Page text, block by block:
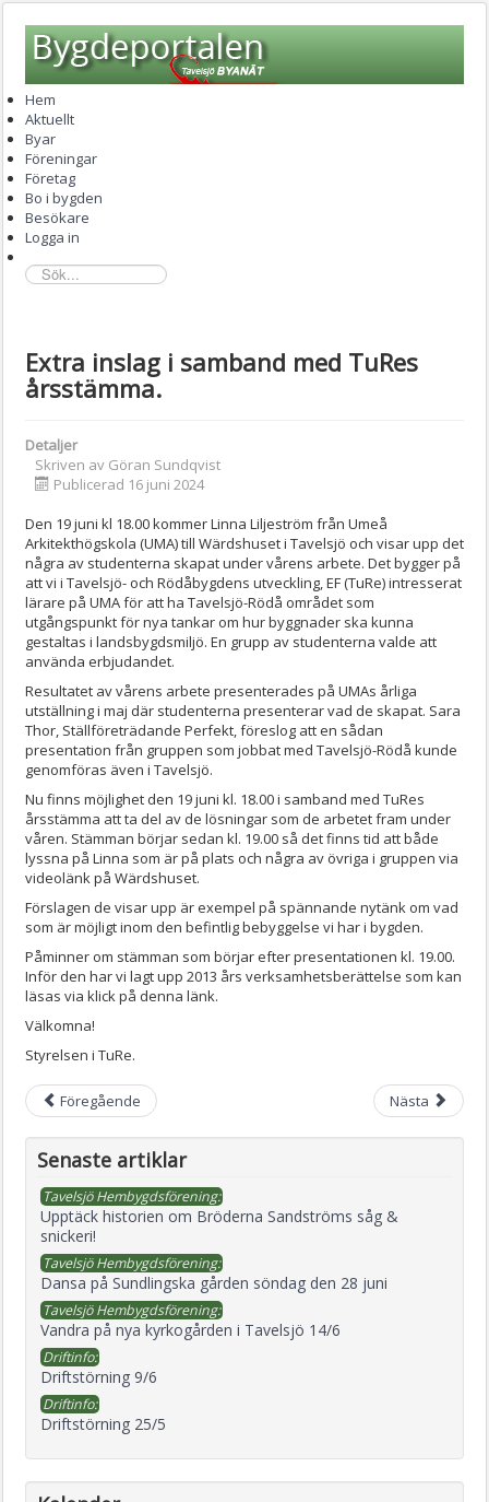
Hem
Aktuellt
Byar
Föreningar
Företag
Bo i bygden
Besökare
Logga in
sök...
Extra inslag i samband med TuRes
årsstämma.
Detaljer
Skriven av Göran Sundqvist
Publicerad 16 juni 2024
Den 19 juni kl 18.00 kommer Linna Liljeström från Umeå
Arkitekthögskola (UMA) till Wärdshuset i Tavelsjö och visar upp det
några av studenterna skapat under vårens arbete. Det bygger på
att vi i Tavelsjö- och Rödåbygdens utveckling, EF (TuRe) intresserat
lärare på UMA för att ha Tavelsjö-Rödå området som
utgångspunkt för nya tankar om hur byggnader ska kunna
gestaltas i landsbygdsmiljö. En grupp av studenterna valde att
använda erbjudandet.
Resultatet av vårens arbete presenterades på UMAs årliga
utställning i maj där studenterna presenterar vad de skapat. Sara
Thor, Ställföreträdande Perfekt, föreslog att en sådan
presentation från gruppen som jobbat med Tavelsjö-Rödå kunde
genomföras även i Tavelsjö.
Nu finns möjlighet den 19 juni kl. 18.00 i samband med TuRes
årsstämma att ta del av de lösningar som de arbetet fram under
våren. Stämman börjar sedan kl. 19.00 så det finns tid att både
lyssna på Linna som är på plats och några av övriga i gruppen via
videolänk på Wärdshuset.
Förslagen de visar upp är exempel på spännande nytänk om vad
som är möjligt inom den befintlig bebyggelse vi har i bygden.
Påminner om stämman som börjar efter presentationen kl. 19.00.
Inför den har vi lagt upp 2013 års verksamhetsberättelse som kan
läsas via klick på denna länk.
Välkomna!
Styrelsen i TuRe.
Föregående Nästa
Senaste artiklar
Tavelsjö Hembygdsförening:
Upptäck historien om Bröderna Sandströms såg &
snickeri!
Tavelsjö Hembygdsförening:
Dansa på Sundlingska gården söndag den 28 juni
Tavelsjö Hembygdsförening:
Vandra på nya kyrkogården i Tavelsjö 14/6
Driftinfo:
Driftstörning 9/6
Driftinfo:
Driftstörning 25/5